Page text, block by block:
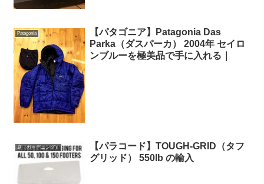
Patagonia
【パタゴニア】Patagonia Das
Parka（ダスパーカ） 2004年 セイロ
ンブルーを極美品で手に入れる｜
庭（ガーデニング）
【パラコード】TOUGH-GRID（タフ
グリッド） 550lb の輸入